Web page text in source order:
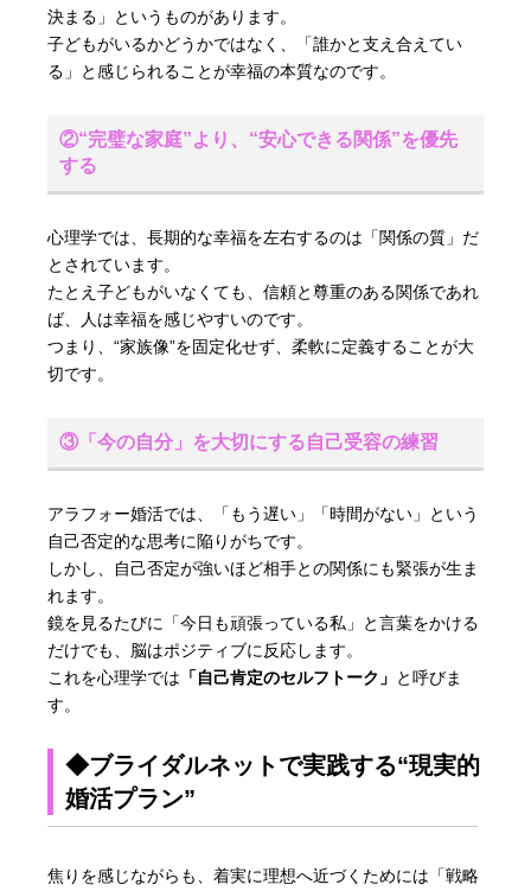
決まる」というものがあります。
子どもがいるかどうかではなく、「誰かと支え合えてい
る」と感じられることが幸福の本質なのです。
②“完璧な家庭”より、“安心できる関係”を優先
する
心理学では、長期的な幸福を左右するのは「関係の質」だ
とされています。
たとえ子どもがいなくても、信頼と尊重のある関係であれ
ば、人は幸福を感じやすいのです。
つまり、“家族像”を固定化せず、柔軟に定義することが大
切です。
③「今の自分」を大切にする自己受容の練習
アラフォー婚活では、「もう遅い」「時間がない」という
自己否定的な思考に陥りがちです。
しかし、自己否定が強いほど相手との関係にも緊張が生ま
れます。
鏡を見るたびに「今日も頑張っている私」と言葉をかける
だけでも、脳はポジティブに反応します。
これを心理学では 「自己肯定のセルフトーク」 と呼びま
す。
◆ブライダルネットで実践する“現実的
婚活プラン”
焦りを感じながらも、着実に理想へ近づくためには「戦略